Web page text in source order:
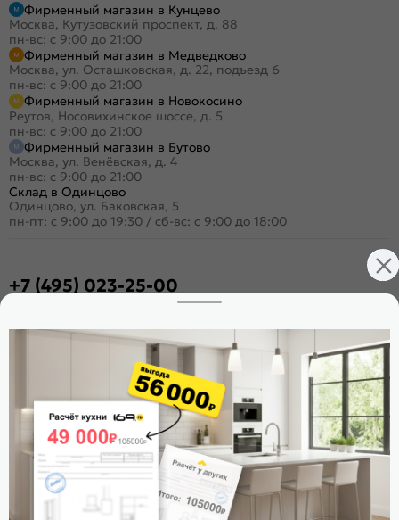
Фирменный магазин в Кунцево
Москва, Кутузовский проспект, д. 88
пн-вс: с 9:00 до 21:00
Фирменный магазин в Медведково
Москва, ул. Осташковская, д. 22, подъезд 6
пн-вс: с 9:00 до 21:00
Фирменный магазин в Новокосино
Реутов, Носовихинское шоссе, д. 5
пн-вс: с 9:00 до 21:00
Фирменный магазин в Бутово
Москва, ул. Венёвская, д. 4
пн-вс: с 9:00 до 21:00
Склад в Одинцово
Одинцово, ул. Баковская, 5
пн-пт: с 9:00 до 19:30 / сб-вс: с 9:00 до 18:00
+7 (495) 023-25-00
Стать дилером
Расскажите о нас
Поделиться
Оцените магазин
ИКС 1180
© 2015—2026 Интернет-магазин мебели Mebel169.ru